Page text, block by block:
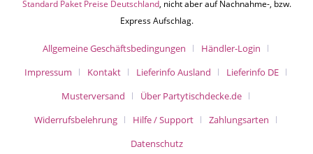
Standard Paket Preise Deutschland, nicht aber auf Nachnahme-, bzw.
Express Aufschlag.
Allgemeine Geschäftsbedingungen
Händler-Login
Impressum
Kontakt Lieferinfo Ausland
Lieferinfo DE
Musterversand
Über Partytischdecke.de
Widerrufsbelehrung
Hilfe / Support
Zahlungsarten
Datenschutz